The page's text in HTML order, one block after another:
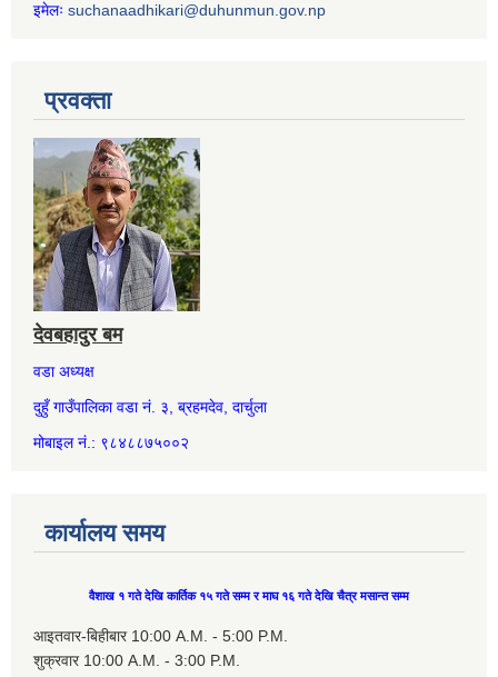
इमेलः suchanaadhikari@duhunmun.gov.np
प्रवक्ता
देवबहादुर बम
वडा अध्यक्ष
दुहुँ गाउँपालिका वडा नं. ३, ब्रहमदेव, दार्चुला
मोबाइल नं.: ९८४८८७५००२
कार्यालय समय
वैशाख १ गते देखि कार्तिक १५ गते सम्म र माघ १६ गते देखि चैत्र मसान्त सम्म
आइतवार-बिहीबार 10:00 A.M. - 5:00 P.M.
शुक्रवार 10:00 A.M. - 3:00 P.M.